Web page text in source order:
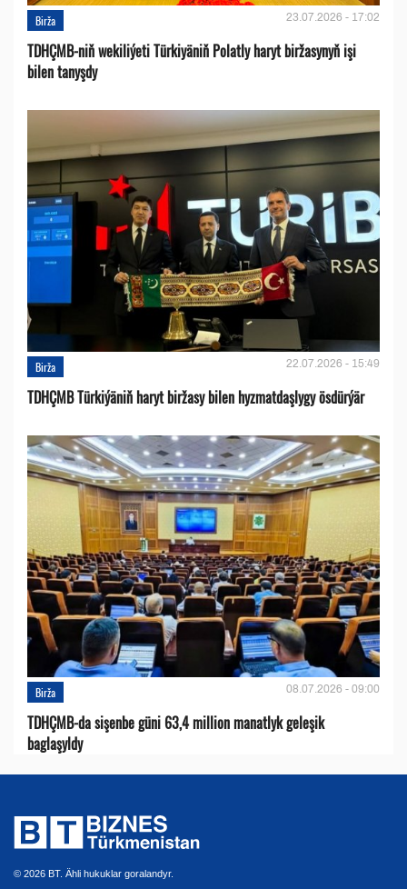
Birža 23.07.2026 - 17:02
TDHÇMB-niň wekiliýeti Türkiyäniň Polatly haryt biržasynyň işi
bilen tanyşdy
Birža 22.07.2026 - 15:49
TDHÇMB Türkiýäniň haryt biržasy bilen hyzmatdaşlygy ösdürýär
Birža 08.07.2026 - 09:00
TDHÇMB-da sişenbe güni 63,4 million manatlyk geleşik
baglaşyldy
© 2026 BT. Ähli hukuklar goralandyr.